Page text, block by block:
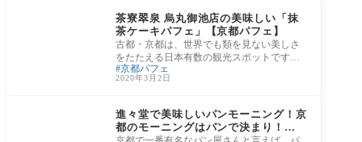
茶寮翠泉 烏丸御池店の美味しい「抹
茶ケーキパフェ」【京都パフェ】
古都・京都は、世界でも類を見ない美しさ
をたたえる日本有数の観光スポットです
が、ここ京都にはカップルにオススメのカ
フェやレ
京都パフェ
2020年3月2日
進々堂で美味しいパンモーニング！京
都のモーニングはパンで決まり！